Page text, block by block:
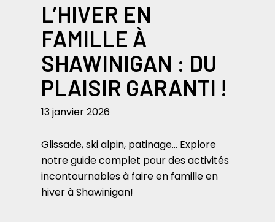
L’HIVER EN
FAMILLE À
SHAWINIGAN : DU
PLAISIR GARANTI !
13 janvier 2026
Glissade, ski alpin, patinage… Explore
notre guide complet pour des activités
incontournables à faire en famille en
hiver à Shawinigan!